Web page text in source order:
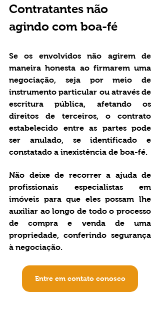
Contratantes não
agindo com boa-fé
Se os envolvidos não agirem de
maneira honesta ao firmarem uma
negociação, seja por meio de
instrumento particular ou através de
escritura pública, afetando os
direitos de terceiros, o contrato
estabelecido entre as partes pode
ser anulado, se identificado e
constatado a inexistência de boa-fé.
Não deixe de recorrer a ajuda de
profissionais especialistas em
imóveis para que eles possam lhe
auxiliar ao longo de todo o processo
de compra e venda de uma
propriedade, conferindo segurança
à negociação.
Entre em contato conosco